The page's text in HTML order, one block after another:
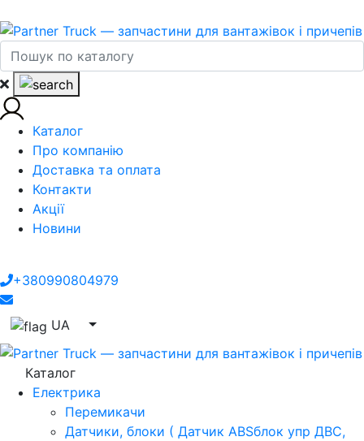
Каталог
Про компанію
Доставка та оплата
Контакти
Акції
Новини
+380990804979
UA
Каталог
Електрика
Перемикачи
Датчики, блоки ( Датчик ABSблок упр ДВС,